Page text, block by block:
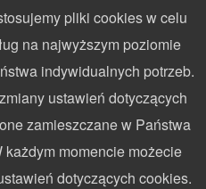
czasu – chronometraż zawodów
pliki cookies w celu
na najwyższym poziomie
indywidualnych potrzeb.
ustawień dotyczących
zamieszczane w Państwa
momencie możecie
dotyczących cookies.